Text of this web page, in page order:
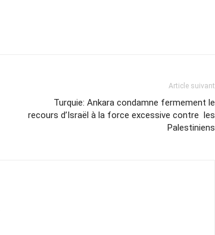
Article suivant
Turquie: Ankara condamne fermement le
recours d’Israël à la force excessive contre les
Palestiniens